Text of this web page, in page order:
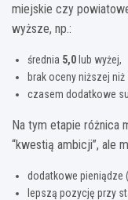
miejskie czy
wyższe, np.:
średnia 5,0 lub wyżej,
brak oceny niższej niż
czasem dodatkowe
Na tym etapie różnica
“kwestią ambicji”, ale
dodatkowe pieniądze
lepszą pozycję przy